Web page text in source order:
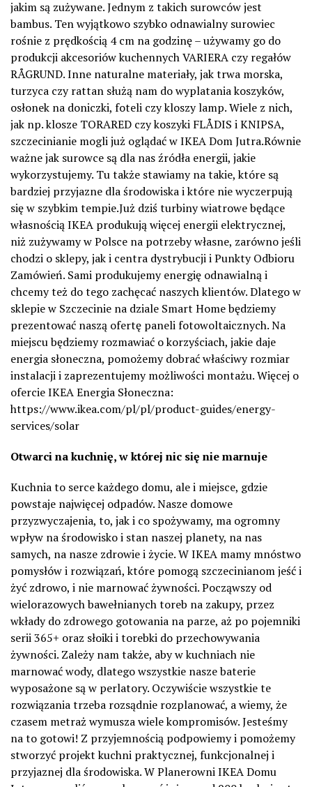
jakim są zużywane. Jednym z takich surowców jest
bambus. Ten wyjątkowo szybko odnawialny surowiec
rośnie z prędkością 4 cm na godzinę – używamy go do
produkcji akcesoriów kuchennych VARIERA czy regałów
RÅGRUND. Inne naturalne materiały, jak trwa morska,
turzyca czy rattan służą nam do wyplatania koszyków,
osłonek na doniczki, foteli czy kloszy lamp. Wiele z nich,
jak np. klosze TORARED czy koszyki FLÅDIS i KNIPSA,
szczecinianie mogli już oglądać w IKEA Dom Jutra.Równie
ważne jak surowce są dla nas źródła energii, jakie
wykorzystujemy. Tu także stawiamy na takie, które są
bardziej przyjazne dla środowiska i które nie wyczerpują
się w szybkim tempie.Już dziś turbiny wiatrowe będące
własnością IKEA produkują więcej energii elektrycznej,
niż zużywamy w Polsce na potrzeby własne, zarówno jeśli
chodzi o sklepy, jak i centra dystrybucji i Punkty Odbioru
Zamówień. Sami produkujemy energię odnawialną i
chcemy też do tego zachęcać naszych klientów. Dlatego w
sklepie w Szczecinie na dziale Smart Home będziemy
prezentować naszą ofertę paneli fotowoltaicznych. Na
miejscu będziemy rozmawiać o korzyściach, jakie daje
energia słoneczna, pomożemy dobrać właściwy rozmiar
instalacji i zaprezentujemy możliwości montażu. Więcej o
ofercie IKEA Energia Słoneczna:
https://www.ikea.com/pl/pl/product-guides/energy-
services/solar
Otwarci na kuchnię, w której nic się nie marnuje
Kuchnia to serce każdego domu, ale i miejsce, gdzie
powstaje najwięcej odpadów. Nasze domowe
przyzwyczajenia, to, jak i co spożywamy, ma ogromny
wpływ na środowisko i stan naszej planety, na nas
samych, na nasze zdrowie i życie. W IKEA mamy mnóstwo
pomysłów i rozwiązań, które pomogą szczecinianom jeść i
żyć zdrowo, i nie marnować żywności. Począwszy od
wielorazowych bawełnianych toreb na zakupy, przez
wkłady do zdrowego gotowania na parze, aż po pojemniki
serii 365+ oraz słoiki i torebki do przechowywania
żywności. Zależy nam także, aby w kuchniach nie
marnować wody, dlatego wszystkie nasze baterie
wyposażone są w perlatory. Oczywiście wszystkie te
rozwiązania trzeba rozsądnie rozplanować, a wiemy, że
czasem metraż wymusza wiele kompromisów. Jesteśmy
na to gotowi! Z przyjemnością podpowiemy i pomożemy
stworzyć projekt kuchni praktycznej, funkcjonalnej i
przyjaznej dla środowiska. W Planerowni IKEA Domu